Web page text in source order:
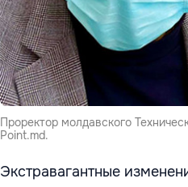
Проректор молдавского
Point.md.
Экстравагантные